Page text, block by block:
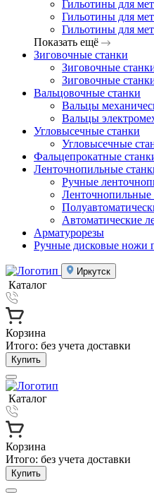
Гильотины для
Гильотины для
Гильотины для
Показать ещё
Зиговочные станки
Зиговочные
Зиговочные
Вальцовочные станки
Вальцы
Вальцы
Угловысечные станки
Угловысечные
Фальцепрокатные
Ленточнопильные
Ручные
Ленточнопильные
Автоматические
Арматурорезы
Ручные дисковые ножи
Иркутск
Каталог
Корзина
Итого: без учета доставки
Купить
Каталог
Корзина
Итого: без учета доставки
Купить